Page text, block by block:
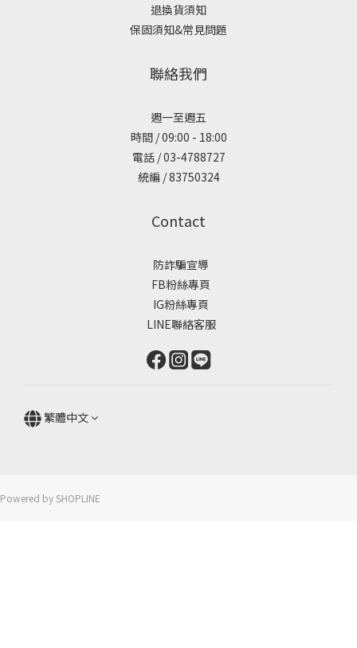
退換貨須知
保固須知&常見問題
聯絡我們
週一至週五
時間 / 09:00 - 18:00
電話 / 03-4788727
統編 / 83750324
Contact
防詐騙宣導
FB粉絲專頁
IG粉絲專頁
LINE聯絡客服
繁體中文
Powered by SHOPLINE